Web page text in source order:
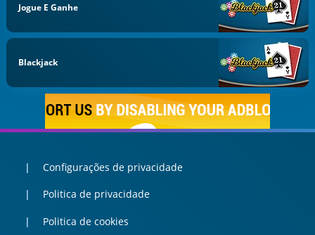
Jogue E Ganhe
Blackjack
Configurações de privacidade
Politica de privacidade
Politica de cookies